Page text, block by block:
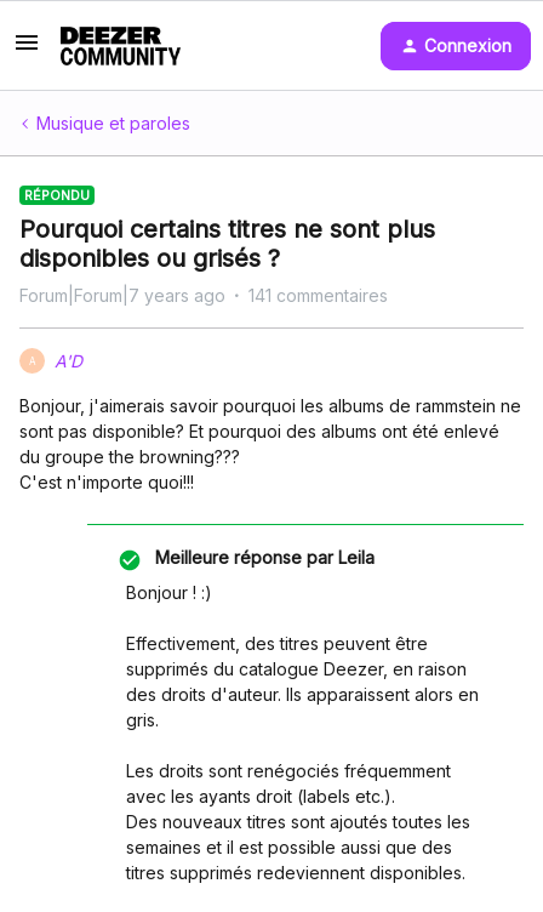
Connexion
Musique et paroles
RÉPONDU
Pourquoi certains titres ne sont plus
disponibles ou grisés ?
Forum|Forum|7 years ago 141 commentaires
A A'D
Bonjour, j'aimerais savoir pourquoi les albums de rammstein ne
sont pas disponible? Et pourquoi des albums ont été enlevé
du groupe the browning???
C'est n'importe quoi!!!
Meilleure réponse parLeila
Bonjour ! :)
Effectivement, des titres peuvent être
supprimés du catalogue Deezer, en raison
des droits d'auteur. Ils apparaissent alors en
gris.
Les droits sont renégociés fréquemment
avec les ayants droit (labels etc.).
Des nouveaux titres sont ajoutés toutes les
semaines et il est possible aussi que des
titres supprimés redeviennent disponibles.